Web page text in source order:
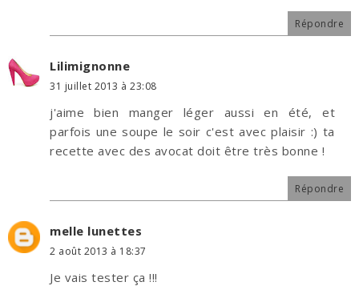
Répondre
Lilimignonne
31 juillet 2013 à 23:08
j'aime bien manger léger aussi en été, et
parfois une soupe le soir c'est avec plaisir :) ta
recette avec des avocat doit être très bonne !
Répondre
melle lunettes
2 août 2013 à 18:37
Je vais tester ça !!!